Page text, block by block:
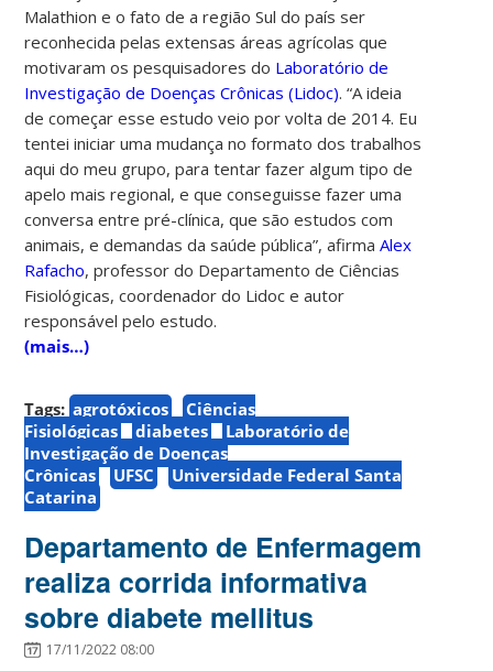
Malathion e o fato de a região Sul do país ser
reconhecida pelas extensas áreas agrícolas que
motivaram os pesquisadores do Laboratório de
Investigação de Doenças Crônicas (Lidoc).“A ideia
de começar esse estudo veio por volta de 2014. Eu
tentei iniciar uma mudança no formato dos trabalhos
aqui do meu grupo, para tentar fazer algum tipo de
apelo mais regional, e que conseguisse fazer uma
conversa entre pré-clínica, que são estudos com
animais, e demandas da saúde pública”, afirmaAlex
Rafacho, professor do Departamento de Ciências
Fisiológicas, coordenador do Lidoc e autor
responsável pelo estudo.
(mais…)
Tags: agrotóxicos
Ciências
Fisiológicas
diabetes
Laboratório de
Investigação de Doenças
Crônicas
UFSC
Universidade Federal Santa
Catarina
Departamento de Enfermagem
realiza corrida informativa
sobre diabete mellitus
17/11/2022 08:00